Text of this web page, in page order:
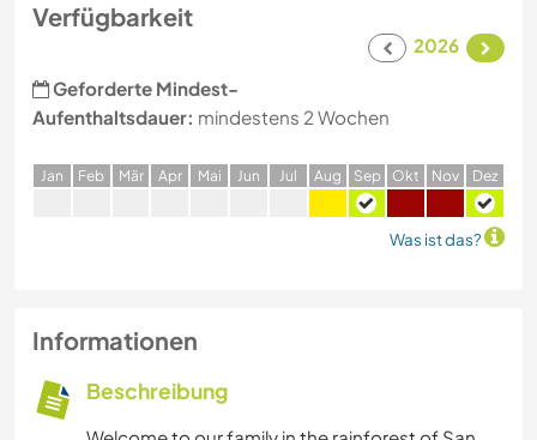
Verfügbarkeit
2026
Geforderte Mindest-
Aufenthaltsdauer: mindestens 2 Wochen
Jan Feb Mär Apr Mai Jun Jul Aug Sep Okt Nov Dez
Was ist das?
Informationen
Beschreibung